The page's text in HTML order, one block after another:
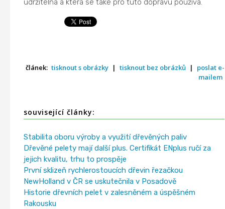
udržitelná a která se také pro tuto dopravu používá.
článek: tisknout s obrázky | tisknout bez obrázků |
poslat e-
mailem
související články:
Stabilita oboru výroby a využití dřevěných paliv
Dřevěné pelety mají další plus. Certifikát ENplus ručí za
jejich kvalitu, trhu to prospěje
První sklizeň rychlerostoucích dřevin řezačkou
NewHolland v ČR se uskutečnila v Posadově
Historie dřevních pelet v zalesněném a úspěšném
Rakousku